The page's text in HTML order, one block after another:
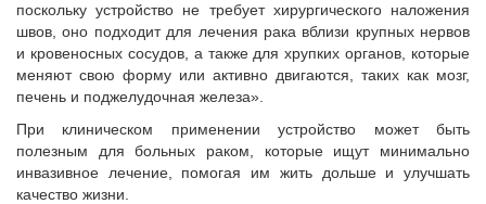
поскольку устройство не требует хирургического наложения
швов, оно подходит для лечения рака вблизи крупных нервов
и кровеносных сосудов, а также для хрупких органов, которые
меняют свою форму или активно двигаются, таких как мозг,
печень и поджелудочная железа».
При клиническом применении устройство может быть
полезным для больных раком, которые ищут минимально
инвазивное лечение, помогая им жить дольше и улучшать
качество жизни.